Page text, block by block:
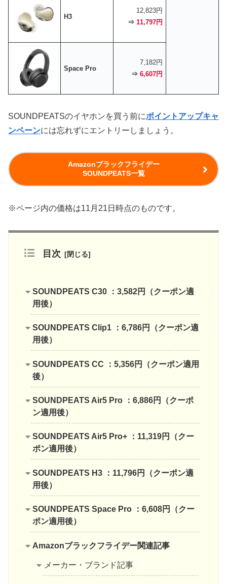
H3
12,823円
⇒ 11,797円
Space Pro
7,182円
⇒ 6,607円
SOUNDPEATSのイヤホンを買う前にポイントアップキャ
ンペーンには忘れずにエントリーしましょう。
Amazonブラックフライデー
SOUNDPEATS一覧
※ページ内の価格は11月21日時点のものです。
目次
SOUNDPEATS C30 ：3,582円（クーポン適
用後）
SOUNDPEATS Clip1 ：6,786円（クーポン適
用後）
SOUNDPEATS CC ：5,356円（クーポン適用
後）
SOUNDPEATS Air5 Pro ：6,886円（クーポ
ン適用後）
SOUNDPEATS Air5 Pro+ ：11,319円（クー
ポン適用後）
SOUNDPEATS H3 ：11,796円（クーポン適
用後）
SOUNDPEATS Space Pro ：6,608円（クー
ポン適用後）
Amazonブラックフライデー関連記事
メーカー・ブランド記事